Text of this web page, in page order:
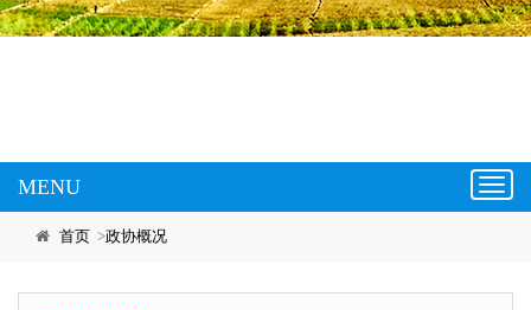
MENU
首页>政协概况